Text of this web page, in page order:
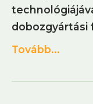
dobozgyártási
Tovább...